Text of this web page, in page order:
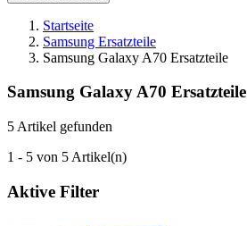
Startseite
Samsung Ersatzteile
Samsung Galaxy A70 Ersatzteile
Samsung Galaxy A70 Ersatzteile
5 Artikel gefunden
1 - 5 von 5 Artikel(n)
Aktive Filter